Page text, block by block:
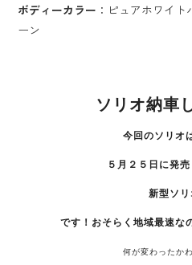
ボディーカラー ：ピュアホワイ
ーン
ソリオ納車
今回のソリオ
５月２５日に発
新型ソリ
です！おそらく地域最速な
何が変わったか